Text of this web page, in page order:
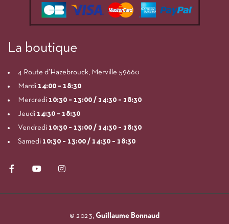
La boutique
4 Route d’Hazebrouck, Merville 59660
Mardi 14:00 – 18:30
Mercredi 10:30 – 13:00 / 14:30 – 18:30
Jeudi 14:30 – 18:30
Vendredi 10:30 – 13:00 / 14:30 – 18:30
Samedi 10:30 – 13:00 / 14:30 – 18:30
© 2023, Guillaume Bonnaud